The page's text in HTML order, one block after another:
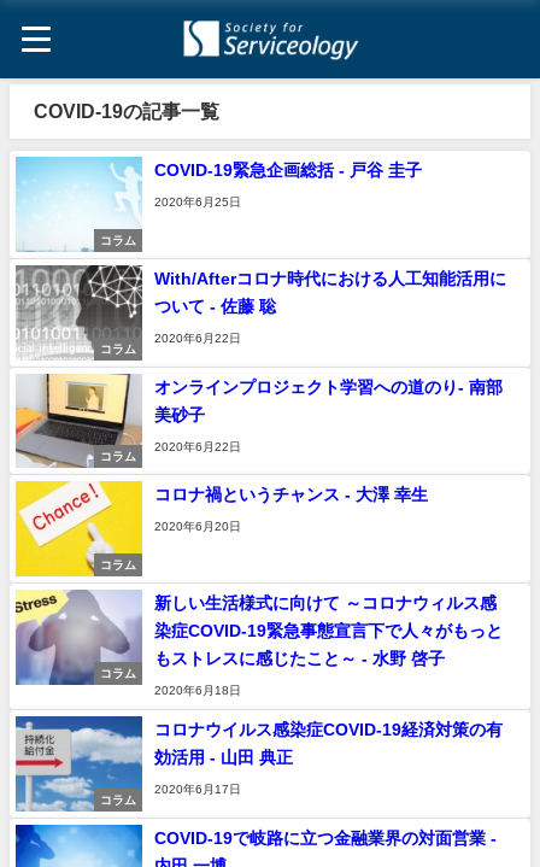
COVID-19の記事一覧
コラム
COVID-19緊急企画総括 - 戸谷 圭子
2020年6月25日
コラム
With/Afterコロナ時代における人工知能活用に
ついて - 佐藤 聡
2020年6月22日
コラム
オンラインプロジェクト学習への道のり- 南部
美砂子
2020年6月22日
コラム
コロナ禍というチャンス - 大澤 幸生
2020年6月20日
コラム
新しい生活様式に向けて ～コロナウィルス感
染症COVID-19緊急事態宣言下で人々がもっと
もストレスに感じたこと～ - 水野 啓子
2020年6月18日
コラム
コロナウイルス感染症COVID-19経済対策の有
効活用 - 山田 典正
2020年6月17日
COVID-19で岐路に立つ金融業界の対面営業 -